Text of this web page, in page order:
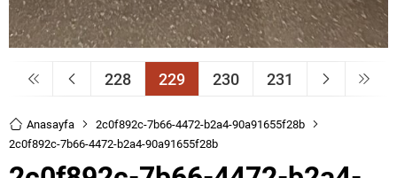
228 229 230 231
Anasayfa
2c0f892c-7b66-4472-b2a4-90a91655f28b
2c0f892c-7b66-4472-b2a4-90a91655f28b